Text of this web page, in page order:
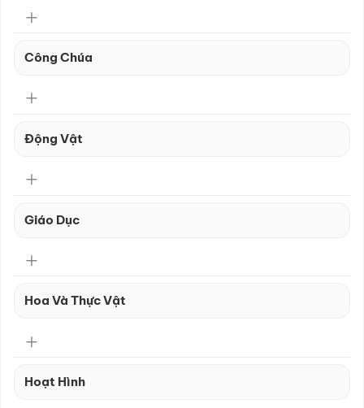
Công Chúa
Động Vật
Giáo Dục
Hoa Và Thực Vật
Hoạt Hình